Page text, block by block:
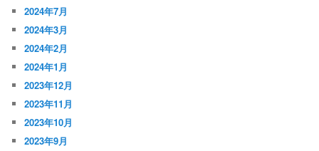
2024年7月
2024年3月
2024年2月
2024年1月
2023年12月
2023年11月
2023年10月
2023年9月